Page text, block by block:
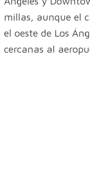
millas, aunque el
el oeste de Los
cercanas al